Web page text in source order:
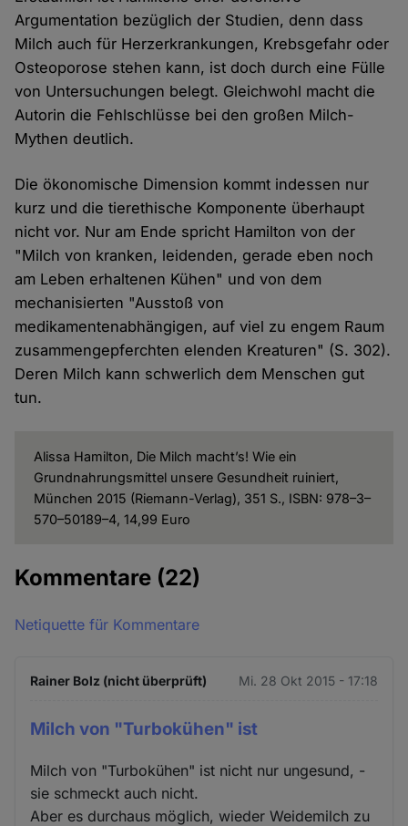
Argumentation bezüglich der Studien, denn dass
Milch auch für Herzerkrankungen, Krebsgefahr oder
Osteoporose stehen kann, ist doch durch eine Fülle
von Untersuchungen belegt. Gleichwohl macht die
Autorin die Fehlschlüsse bei den großen Milch-
Mythen deutlich.
Die ökonomische Dimension kommt indessen nur
kurz und die tierethische Komponente überhaupt
nicht vor. Nur am Ende spricht Hamilton von der
"Milch von kranken, leidenden, gerade eben noch
am Leben erhaltenen Kühen" und von dem
mechanisierten "Ausstoß von
medikamentenabhängigen, auf viel zu engem Raum
zusammengepferchten elenden Kreaturen" (S. 302).
Deren Milch kann schwerlich dem Menschen gut
tun.
Alissa Hamilton, Die Milch macht’s! Wie ein
Grundnahrungsmittel unsere Gesundheit ruiniert,
München 2015 (Riemann-Verlag), 351 S., ISBN: 978–3–
570–50189–4, 14,99 Euro
Kommentare (22)
Netiquette für Kommentare
Rainer Bolz (nicht überprüft) Mi. 28 Okt 2015 - 17:18
Milch von "Turbokühen" ist
Milch von "Turbokühen" ist nicht nur ungesund, -
sie schmeckt auch nicht.
Aber es durchaus möglich, wieder Weidemilch zu